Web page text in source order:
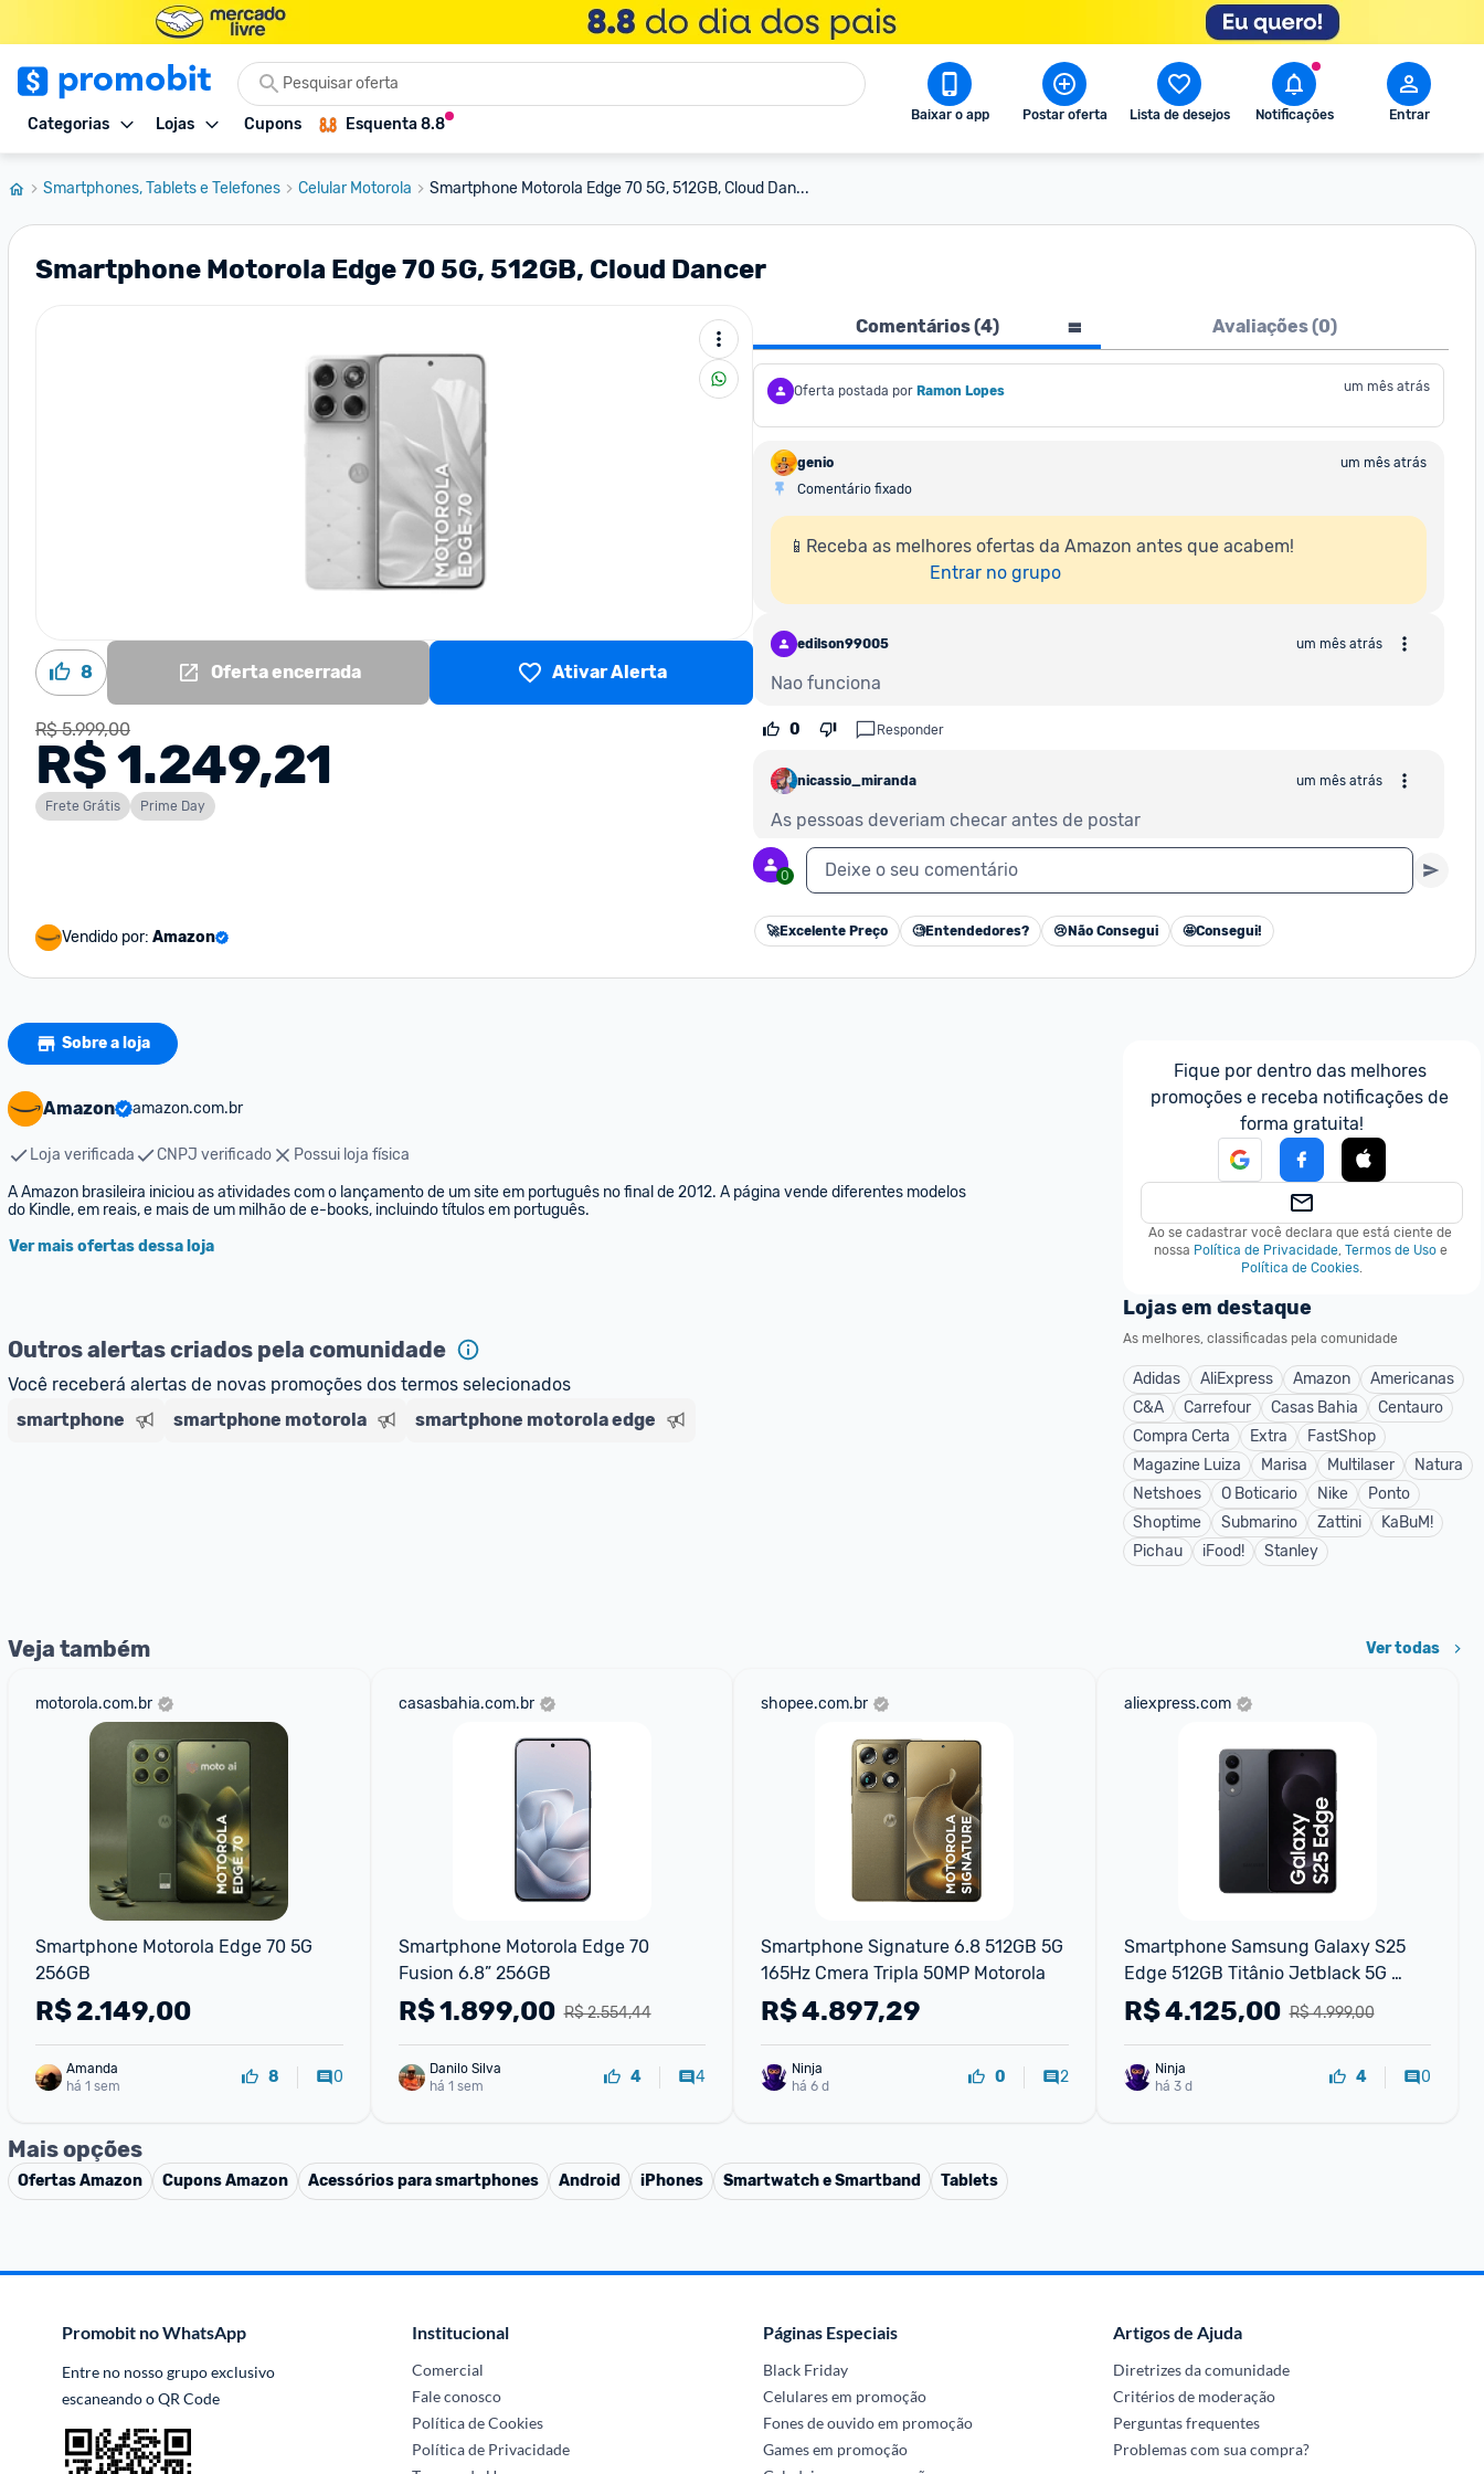
Categorias Lojas Cupons Esquenta 8.8 Baixar o app Postar oferta Lista de desejos Notificações Entrar
Smartphones, Tablets e Telefones Celular Motorola Smartphone Motorola Edge 70 5G, 512GB, Cloud Dan...
Smartphone Motorola Edge 70 5G, 512GB, Cloud Dancer
8 Oferta encerrada Ativar Alerta
R$ 5.999,00
R$ 1.249,21
Frete Grátis Prime Day
Vendido por: Amazon
Comentários (4) Avaliações (0)
Oferta postada por Ramon Lopes um mês atrás
genio
um mês atrás
Comentário fixado
📱Receba as melhores ofertas da Amazon antes que acabem!
Entrar no grupo
edilson99005 um mês atrás
Nao funciona
0 Responder
nicassio_miranda um mês atrás
As pessoas deveriam checar antes de postar
1 Responder
silmar_574609
0 Deixe o seu comentário
🚀Excelente Preço 🧐Entendedores? 😢 Não Consegui 🤩Consegui!
Sobre a loja
Amazon amazon.com.br
Loja verificada CNPJ verificado
Possui loja física
A Amazon brasileira iniciou as atividades com o lançamento de um site em português no final de 2012. A página vende diferentes modelos
do Kindle, em reais, e mais de um milhão de e-books, incluindo títulos em português.
Ver mais ofertas dessa loja
Outros alertas criados pela comunidade
Você receberá alertas de novas promoções dos termos selecionados
smartphone
smartphone motorola smartphone motorola edge
Fique por dentro das melhores
promoções e receba notificações de
forma gratuita!
Ao se cadastrar você declara que está ciente de
nossa Política de Privacidade, Termos de Uso e
Política de Cookies.
Lojas em destaque
As melhores, classificadas pela comunidade
Adidas AliExpress Amazon
Americanas
C&A
Carrefour Casas Bahia
Centauro
Compra Certa
Extra
FastShop
Magazine Luiza
Marisa Multilaser
Natura
Netshoes
O Boticario Nike
Ponto
Shoptime
Submarino Zattini
KaBuM!
Pichau
iFood! Stanley
Veja também Ver todas
motorola.com.br
Smartphone Motorola Edge 70 5G
256GB
R$2.149,00
Amanda
há 1 sem
8 0
casasbahia.com.br
Smartphone Motorola Edge 70
Fusion 6.8” 256GB
R$ 2.554,44
R$1.899,00
Danilo Silva
há 1 sem
4 4
shopee.com.br
Smartphone Signature 6.8 512GB 5G
165Hz Cmera Tripla 50MP Motorola
R$4.897,29
há 6 d
0 2
aliexpress.com
Smartphone Samsung Galaxy S25
Edge 512GB Titânio Jetblack 5G
12GB RAM 6,7" Câm Dupla + Selfie
12MP
R$ 4.999,00
R$4.125,00
há 3 d
4 0
Mais opções
OfertasAmazon CuponsAmazon Acessórios para smartphones Android iPhones Smartwatch e Smartband Tablets
Promobit no WhatsApp
Entre no nosso grupo exclusivo
escaneando o QR Code
Institucional
Comercial
Fale conosco
Política de Cookies
Política de Privacidade
Páginas Especiais
Black Friday
Celulares em promoção
Fones de ouvido em promoção
Games em promoção
Artigos de Ajuda
Diretrizes da comunidade
Critérios de moderação
Perguntas frequentes
Problemas com sua compra?